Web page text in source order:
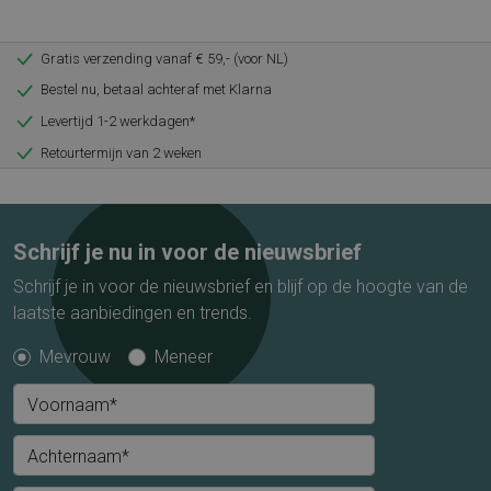
Gratis verzending vanaf € 59,- (voor NL)
Bestel nu, betaal achteraf met Klarna
Levertijd 1-2 werkdagen*
Retourtermijn van 2 weken
Schrijf je nu in voor de nieuwsbrief
Schrijf je in voor de nieuwsbrief en blijf op de hoogte van de
laatste aanbiedingen en trends.
Mevrouw Meneer
Voornaam*
Achternaam*